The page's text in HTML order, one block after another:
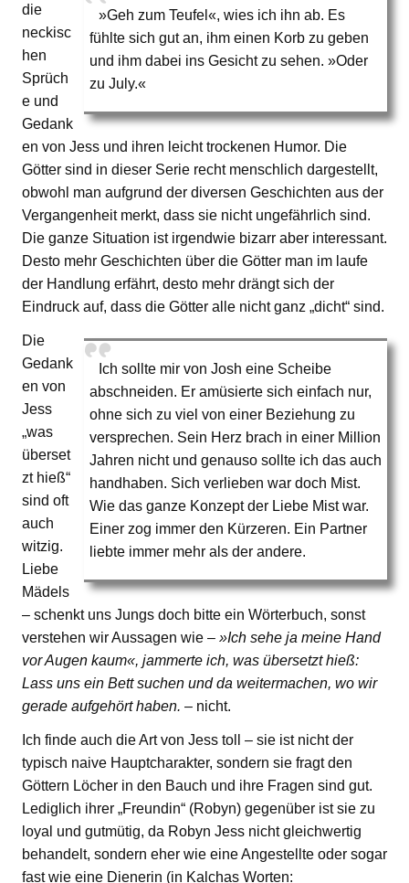
»Geh zum Teufel«, wies ich ihn ab. Es
fühlte sich gut an, ihm einen Korb zu geben
und ihm dabei ins Gesicht zu sehen. »Oder
zu July.«
die
neckisc
hen
Sprüch
e und
Gedank
en von Jess und ihren leicht trockenen Humor. Die
Götter sind in dieser Serie recht menschlich dargestellt,
obwohl man aufgrund der diversen Geschichten aus der
Vergangenheit merkt, dass sie nicht ungefährlich sind.
Die ganze Situation ist irgendwie bizarr aber interessant.
Desto mehr Geschichten über die Götter man im laufe
der Handlung erfährt, desto mehr drängt sich der
Eindruck auf, dass die Götter alle nicht ganz „dicht“ sind.
Ich sollte mir von Josh eine Scheibe
abschneiden. Er amüsierte sich einfach nur,
ohne sich zu viel von einer Beziehung zu
versprechen. Sein Herz brach in einer Million
Jahren nicht und genauso sollte ich das auch
handhaben. Sich verlieben war doch Mist.
Wie das ganze Konzept der Liebe Mist war.
Einer zog immer den Kürzeren. Ein Partner
liebte immer mehr als der andere.
Die
Gedank
en von
Jess
„was
überset
zt hieß“
sind oft
auch
witzig.
Liebe
Mädels
– schenkt uns Jungs doch bitte ein Wörterbuch, sonst
verstehen wir Aussagen wie – »Ich sehe ja meine Hand
vor Augen kaum«, jammerte ich, was übersetzt hieß:
Lass uns ein Bett suchen und da weitermachen, wo wir
gerade aufgehört haben. – nicht.
Ich finde auch die Art von Jess toll – sie ist nicht der
typisch naive Hauptcharakter, sondern sie fragt den
Göttern Löcher in den Bauch und ihre Fragen sind gut.
Lediglich ihrer „Freundin“ (Robyn) gegenüber ist sie zu
loyal und gutmütig, da Robyn Jess nicht gleichwertig
behandelt, sondern eher wie eine Angestellte oder sogar
fast wie eine Dienerin (in Kalchas Worten: